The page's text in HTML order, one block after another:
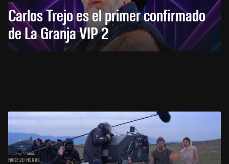
Carlos Trejo es el primer confirmado
de La Granja VIP 2
HACE 20 HORAS